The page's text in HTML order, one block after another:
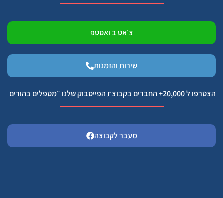
צ׳אט בוואסטפ
שירות והזמנות
הצטרפו ל 20,000+ החברים בקבוצת הפייסבוק שלנו ״מטפלים בהורים
מעבר לקבוצה